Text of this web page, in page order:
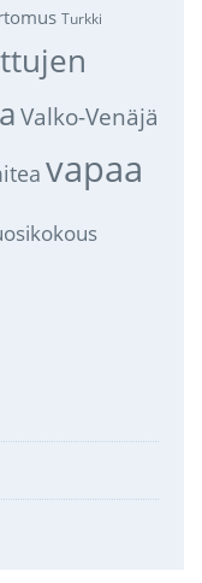
Turkki
Valko-Venäjä
vapaa